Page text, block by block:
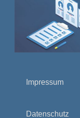
Impressum
Datenschutz